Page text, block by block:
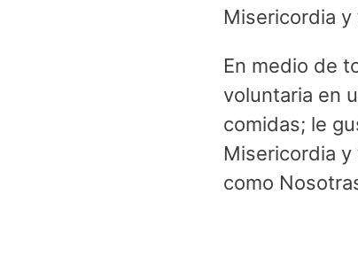
Misericordia
En medio de
voluntaria en
comidas; le
Misericordia
como